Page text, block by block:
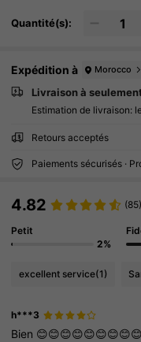
Quantité(s):
Expédition à Morocco
Livraison à
Estimation de livraison:
Retours acceptés
Paiements sécurisés ·
4.82 (85)
Petit
2%
excellent service(1)
h***3
Bien